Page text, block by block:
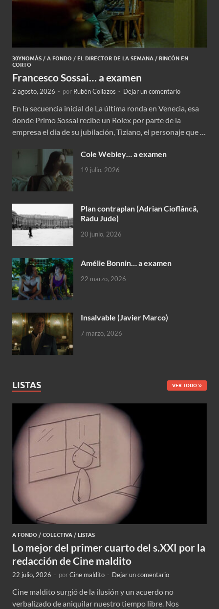
30YNOMÁS / A FONDO / EL DIRECTOR DE LA SEMANA / RINCÓN EN
CORTO
Francesco Sossai… a examen
2 agosto, 2026 - por Rubén Collazos - Dejar un comentario
En la secuencia inicial de La última ronda en Venecia, esa
donde Primo Sossai recibe un Rolex por parte de la
empresa el día de su jubilación, Tiziano, el personaje que …
Cole Webley… a examen
19 julio, 2026
Plan contraplan (Adrian Cioflâncã,
Radu Jude)
20 junio, 2026
Amélie Bonnin… a examen
22 marzo, 2026
Insalvable (Javier Marco)
7 marzo, 2026
LISTAS VER TODO
A FONDO / COLECTIVA / LISTAS
Lo mejor del primer cuarto del s.XXI por la
redacción de Cine maldito
22 julio, 2026 - porCine maldito - Dejar un comentario
Cine maldito surgió de la ilusión y un acuerdo no
verbalizado de aniquilar nuestro tiempo libre. Nos